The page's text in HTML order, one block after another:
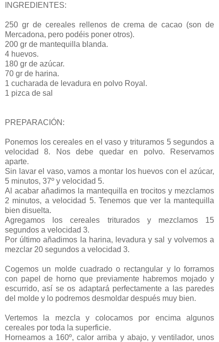
INGREDIENTES:
250 gr de cereales rellenos de crema de cacao (son de
Mercadona, pero podéis poner otros).
200 gr de mantequilla blanda.
4 huevos.
180 gr de azúcar.
70 gr de harina.
1 cucharada de levadura en polvo Royal.
1 pizca de sal
PREPARACIÓN:
Ponemos los cereales en el vaso y trituramos 5 segundos a
velocidad 8. Nos debe quedar en polvo. Reservamos
aparte.
Sin lavar el vaso, vamos a montar los huevos con el azúcar,
5 minutos, 37º y velocidad 5.
Al acabar añadimos la mantequilla en trocitos y mezclamos
2 minutos, a velocidad 5. Tenemos que ver la mantequilla
bien disuelta.
Agregamos los cereales triturados y mezclamos 15
segundos a velocidad 3.
Por último añadimos la harina, levadura y sal y volvemos a
mezclar 20 segundos a velocidad 3.
Cogemos un molde cuadrado o rectangular y lo forramos
con papel de horno que previamente habremos mojado y
escurrido, así se os adaptará perfectamente a las paredes
del molde y lo podremos desmoldar después muy bien.
Vertemos la mezcla y colocamos por encima algunos
cereales por toda la superficie.
Horneamos a 160º, calor arriba y abajo, y ventilador, unos